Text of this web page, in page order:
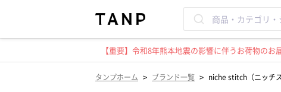
【重要】令和8年熊本地震の影響に伴うお荷物のお
タンプホーム > ブランド一覧 > niche stitch（ニッチ